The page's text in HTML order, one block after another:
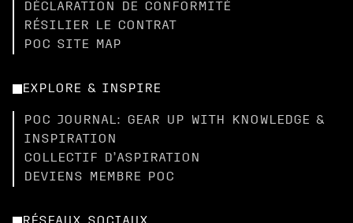
DÉCLARATION DE CONFORMITÉ
RÉSILIER LE CONTRAT
POC SITE MAP
EXPLORE & INSPIRE
POC JOURNAL: GEAR UP WITH KNOWLEDGE &
INSPIRATION
COLLECTIF D’ASPIRATION
DEVIENS MEMBRE POC